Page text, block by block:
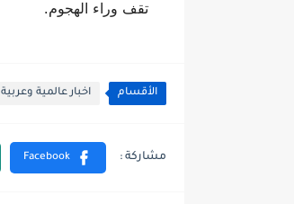
تقف وراء الهجوم.
الأقسام اخبار عالمية وعربية